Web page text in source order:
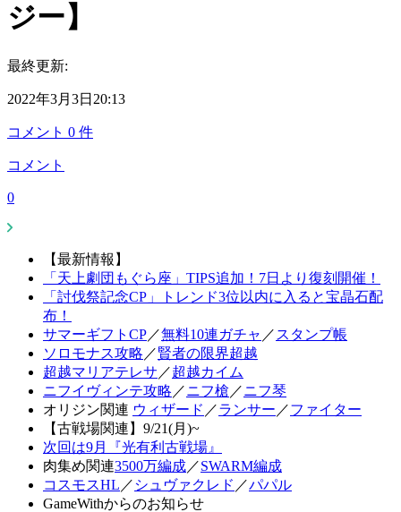
ジー】
最終更新:
2022年3月3日20:13
コメント 0 件
コメント
0
【最新情報】
「天上劇団もぐら座」TIPS追加！7日より復刻開催！
「討伐祭記念CP」トレンド3位以内に入ると宝晶石配
布！
サマーギフトCP／無料10連ガチャ ／ スタンプ帳
ソロモナス攻略 ／賢者の限界超越
超越マリアテレサ ／超越カイム
ニフイヴィンテ攻略 ／ニフ槍 ／ニフ琴
オリジン関連 ウィザード ／ランサー ／ファイター
【古戦場関連】9/21(月)~
次回は9月『光有利古戦場』
肉集め関連3500万編成／SWARM編成
コスモスHL ／ シュヴァクレド ／パパル
GameWithからのお知らせ